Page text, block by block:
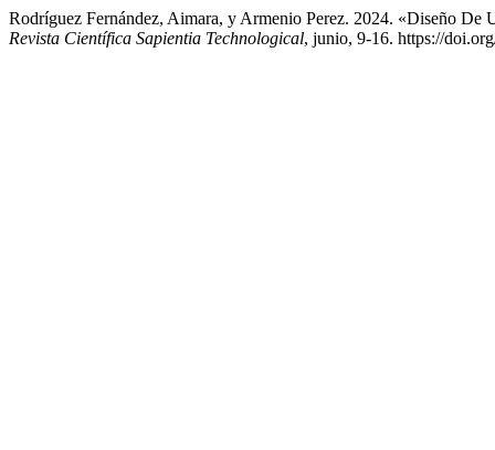
Rodríguez Fernández, Aimara, y Armenio Perez. 2024. «Diseño
Revista Científica Sapientia Technological, junio, 9-16. https://